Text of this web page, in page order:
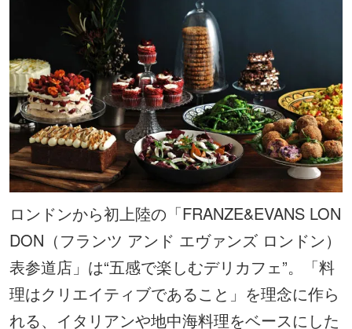
ロンドンから初上陸の「FRANZE&EVANS LON
DON（フランツ アンド エヴァンズ ロンドン）
表参道店」は“五感で楽しむデリカフェ”。「料
理はクリエイティブであること」を理念に作ら
れる、イタリアンや地中海料理をベースにした